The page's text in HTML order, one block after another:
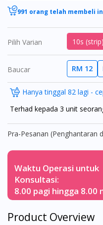
991 orang telah membeli
Pilih Varian 10s (strip)
Baucar RM 12
Hanya tinggal 82 lagi -
Terhad kepada 3 unit
Pra-Pesanan (Penghantaran
Waktu Operasi untuk
Konsultasi:
8.00 pagi hingga 8.00
Product Overview